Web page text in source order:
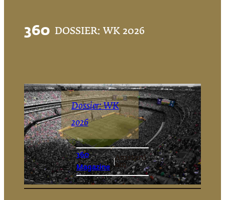
360 DOSSIER: WK 2026
Dossier: WK
2026
360
Magazine
|Amsterd
am